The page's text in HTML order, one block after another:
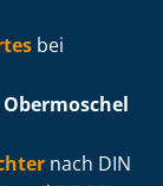
bei
nach DIN